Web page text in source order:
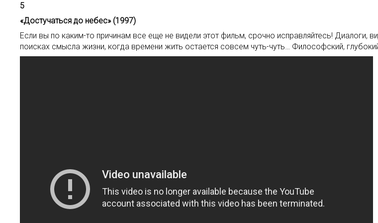
5
«Достучаться до небес» (1997)
Если вы по каким-то причинам все еще не видели этот фильм, срочно исправляйтесь! Диалоги,
поисках смысла жизни, когда времени жить остается совсем чуть-чуть… Философский,